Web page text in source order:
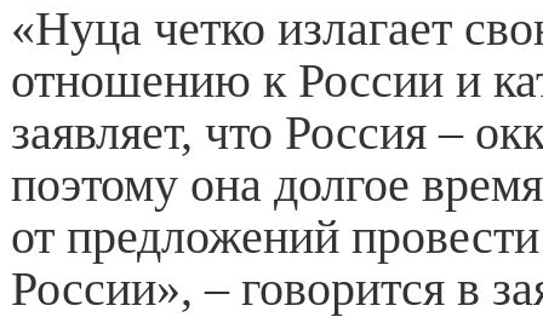
«Нуца четко излагает
отношению к России и
заявляет, что Россия –
поэтому она долгое
от предложений
России», – говорится в